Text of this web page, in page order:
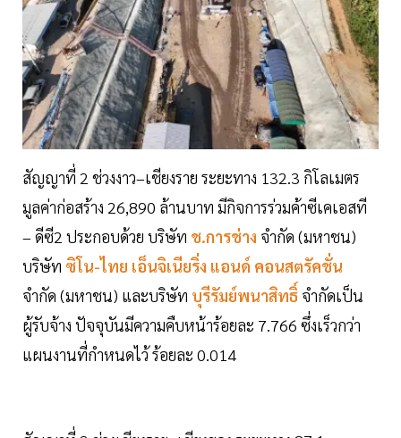
สัญญาที่ 2 ช่วงงาว–เชียงราย ระยะทาง 132.3 กิโลเมตร
มูลค่าก่อสร้าง 26,890 ล้านบาท มีกิจการร่วมค้าซีเคเอสที
– ดีซี2 ประกอบด้วย บริษัท ช.การช่าง จำกัด (มหาชน)
บริษัท ซิโน-ไทย เอ็นจิเนียริ่ง แอนด์ คอนสตรัคชั่น
จำกัด (มหาชน) และบริษัท บุรีรัมย์พนาสิทธิ์ จำกัดเป็น
ผู้รับจ้าง ปัจจุบันมีความคืบหน้าร้อยละ 7.766 ซึ่งเร็วกว่า
แผนงานที่กำหนดไว้ ร้อยละ 0.014